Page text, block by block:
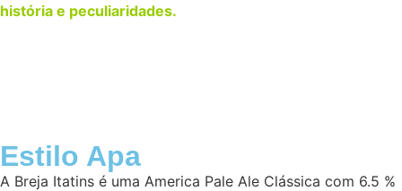
história e peculiaridades.
Estilo Apa
A Breja Itatins é uma America Pale Ale Clássica com 6.5 %